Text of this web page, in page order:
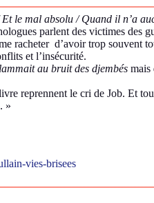
le mal absolu / Quand il n’a
parlent des victimes des
racheter d’avoir trop
et l’insécurité.
au bruit des djembés mais
reprennent le cri de Job. Et
»
vies-brisees